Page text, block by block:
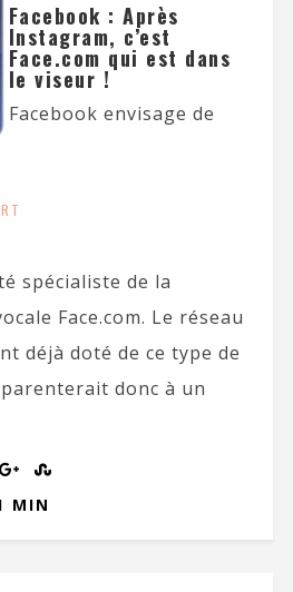
Facebook : Après
Instagram, c’est
Face.com qui est dans
le viseur !
Facebook envisage de
spécialiste de la
Face.com. Le réseau
déjà doté de ce type de
donc à un
MIN